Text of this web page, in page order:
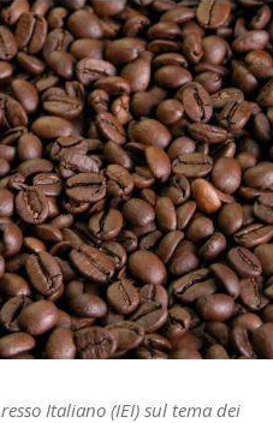
Italiano (IEI) sul tema dei